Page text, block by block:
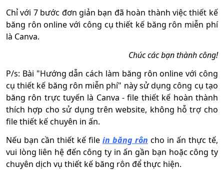
Chỉ với 7 bước đơn giản bạn đã hoàn thành việc thiết kế
băng rôn online với công cụ thiết kế băng rôn miễn phí
là Canva.
Chúc các bạn thành công!
P/s: Bài "Hướng dẫn cách làm băng rôn online với công
cụ thiết kế băng rôn miễn phí" này sử dụng công cụ tạo
băng rôn trực tuyến là Canva - file thiết kế hoàn thành
thích hợp cho sử dụng trên website, không hỗ trợ cho
file thiết kế chuyên in ấn.
Nếu bạn cần thiết kế file in băng rôn cho in ấn thực tế,
vui lòng liên hệ đến công ty in ấn gần bạn hoặc công ty
chuyên dịch vụ thiết kế băng rôn để thực hiện.